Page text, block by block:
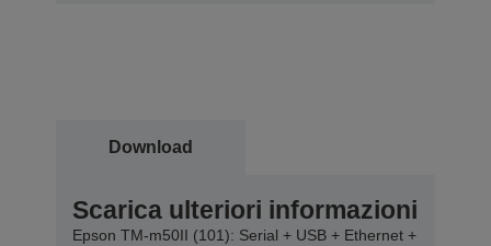
Download
Scarica ulteriori informazioni
Epson TM-m50II (101): Serial + USB + Ethernet +